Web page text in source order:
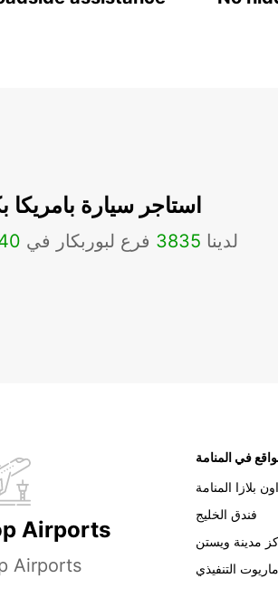
استاجر سيارة
لدينا 3835 فرع لبوربكار في
Airports
Airports
بلازا المنامة
فندق الخليج
مدينة ويستن
ماريوت التنفيذي